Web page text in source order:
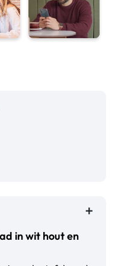
in wit hout en